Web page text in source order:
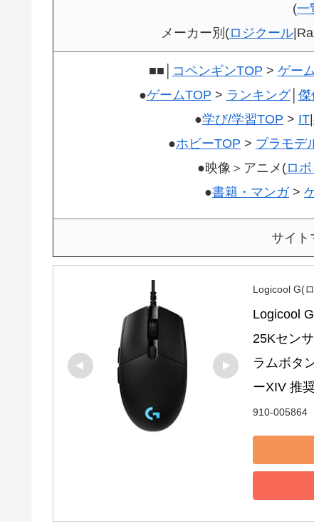
(一
メーカー別(ロジクール
■■│ コペンギンTOP > ゲーム
●ゲームTOP > ランキング│ 傑
●学び/学習TOP > IT|
●ホビーTOP > プラモデ
●映像＞アニメ(ロ
●書籍・マンガ>
サイト
Logicool G(
Logicool
25Kセン
ラムボタ
ーXIV 推
910-005864